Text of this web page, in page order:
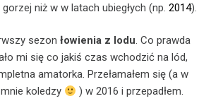
niż w w latach ubiegłych (np. 2014).
sezon łowienia z lodu. Co prawda
mi się co jakiś czas wchodzić na lód,
amatorka. Przełamałem się (a w
koledzy
) w 2016 i przepadłem.